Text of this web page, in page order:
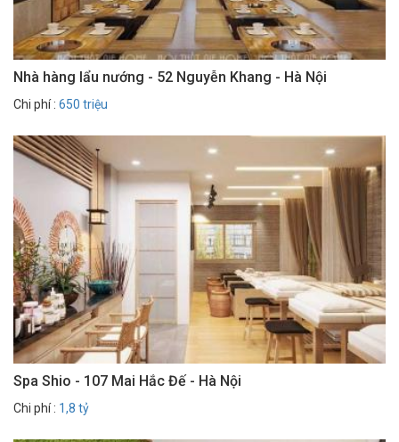
Nhà hàng lẩu nướng - 52 Nguyễn Khang - Hà Nội
Chi phí : 650 triệu
Spa Shio - 107 Mai Hắc Đế - Hà Nội
Chi phí : 1,8 tỷ